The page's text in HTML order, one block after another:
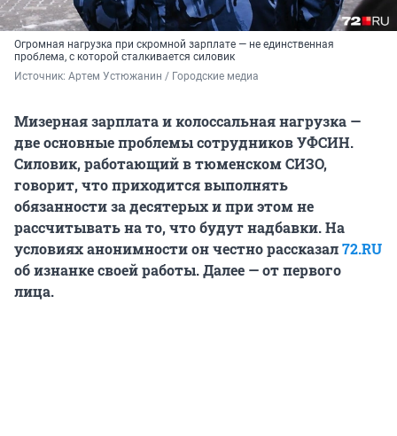
Огромная нагрузка при скромной зарплате — не единственная
проблема, с которой сталкивается силовик
Источник: Артем Устюжанин / Городские медиа
Мизерная зарплата и колоссальная нагрузка —
две основные проблемы сотрудников УФСИН.
Силовик, работающий в тюменском СИЗО,
говорит, что приходится выполнять
обязанности за десятерых и при этом не
рассчитывать на то, что будут надбавки. На
условиях анонимности он честно рассказал72.RU
об изнанке своей работы. Далее — от первого
лица.